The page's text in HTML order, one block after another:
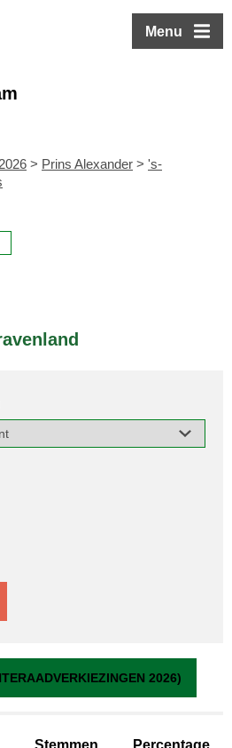
Menu
> Prins Alexander > 's-
2026)
Stemmen Percentage